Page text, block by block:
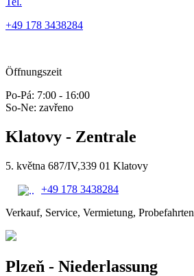
+49 178 3438284
Öffnungszeit
Po-Pá: 7:00 - 16:00
So-Ne: zavřeno
Klatovy - Zentrale
5. května 687/IV,339 01 Klatovy
+49 178 3438284
Verkauf, Service, Vermietung, Probefahrten
Plzeň - Niederlassung